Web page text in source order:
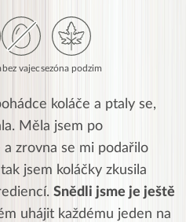
bez vajecsezóna podzim
koláče a ptaly se,
Měla jsem po
zrovna se mi podařilo
jsem koláčky zkusila
Snědli jsme je ještě
uhájit každému jeden na